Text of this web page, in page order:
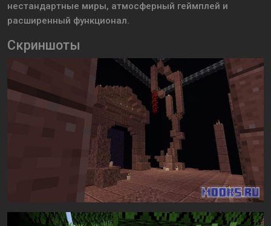
нестандартные миры, атмосферный геймплей и
расширенный функционал.
Скриншоты